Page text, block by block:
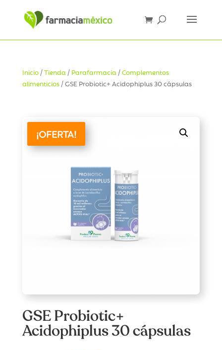
Inicio/Tienda / Parafarmacia /Complementos
alimenticios/ GSE Probiotic+ Acidophiplus 30 cápsulas
¡OFERTA!
GSE Probiotic+
Acidophiplus 30 cápsulas